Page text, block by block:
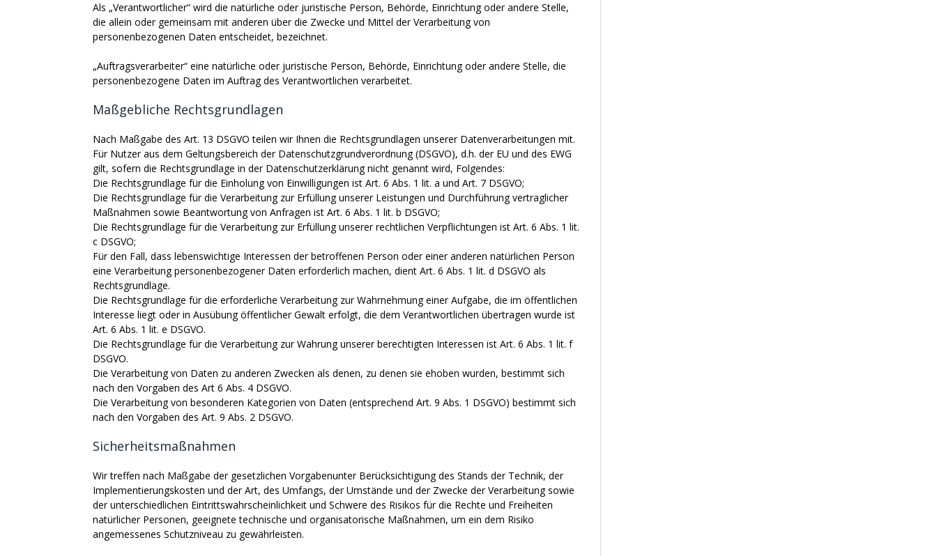
Als „Verantwortlicher“ wird die natürliche oder juristische Person, Behörde, Einrichtung oder andere Stelle,
die allein oder gemeinsam mit anderen über die Zwecke und Mittel der Verarbeitung von
personenbezogenen Daten entscheidet, bezeichnet.
„Auftragsverarbeiter“ eine natürliche oder juristische Person, Behörde, Einrichtung oder andere Stelle, die
personenbezogene Daten im Auftrag des Verantwortlichen verarbeitet.
Maßgebliche Rechtsgrundlagen
Nach Maßgabe des Art. 13 DSGVO teilen wir Ihnen die Rechtsgrundlagen unserer Datenverarbeitungen mit.
Für Nutzer aus dem Geltungsbereich der Datenschutzgrundverordnung (DSGVO), d.h. der EU und des EWG
gilt, sofern die Rechtsgrundlage in der Datenschutzerklärung nicht genannt wird, Folgendes:
Die Rechtsgrundlage für die Einholung von Einwilligungen ist Art. 6 Abs. 1 lit. a und Art. 7 DSGVO;
Die Rechtsgrundlage für die Verarbeitung zur Erfüllung unserer Leistungen und Durchführung vertraglicher
Maßnahmen sowie Beantwortung von Anfragen ist Art. 6 Abs. 1 lit. b DSGVO;
Die Rechtsgrundlage für die Verarbeitung zur Erfüllung unserer rechtlichen Verpflichtungen ist Art. 6 Abs. 1 lit.
c DSGVO;
Für den Fall, dass lebenswichtige Interessen der betroffenen Person oder einer anderen natürlichen Person
eine Verarbeitung personenbezogener Daten erforderlich machen, dient Art. 6 Abs. 1 lit. d DSGVO als
Rechtsgrundlage.
Die Rechtsgrundlage für die erforderliche Verarbeitung zur Wahrnehmung einer Aufgabe, die im öffentlichen
Interesse liegt oder in Ausübung öffentlicher Gewalt erfolgt, die dem Verantwortlichen übertragen wurde ist
Art. 6 Abs. 1 lit. e DSGVO.
Die Rechtsgrundlage für die Verarbeitung zur Wahrung unserer berechtigten Interessen ist Art. 6 Abs. 1 lit. f
DSGVO.
Die Verarbeitung von Daten zu anderen Zwecken als denen, zu denen sie ehoben wurden, bestimmt sich
nach den Vorgaben des Art 6 Abs. 4 DSGVO.
Die Verarbeitung von besonderen Kategorien von Daten (entsprechend Art. 9 Abs. 1 DSGVO) bestimmt sich
nach den Vorgaben des Art. 9 Abs. 2 DSGVO.
Sicherheitsmaßnahmen
Wir treffen nach Maßgabe der gesetzlichen Vorgabenunter Berücksichtigung des Stands der Technik, der
Implementierungskosten und der Art, des Umfangs, der Umstände und der Zwecke der Verarbeitung sowie
der unterschiedlichen Eintrittswahrscheinlichkeit und Schwere des Risikos für die Rechte und Freiheiten
natürlicher Personen, geeignete technische und organisatorische Maßnahmen, um ein dem Risiko
angemessenes Schutzniveau zu gewährleisten.